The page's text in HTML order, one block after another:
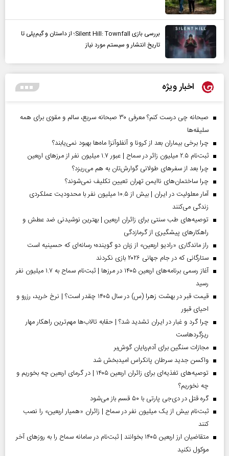
بررسی بازی Silent Hill: Townfall؛ از داستان و گیم‌پلی تا
تاریخ انتشار و سیستم مورد نیاز
اخبار ویژه
صبحانه چی درست کنم؟ معرفی ۳۰ صبحانه سریع، سالم و مقوی برای همه
سلیقه‌ها
چرا برخی بیماران بعد از کرونا و آنفلوآنزا ماه‌ها بهبود نمی‌یابند؟
ثبت‌نام ۲.۵ میلیون زائر در سماح | عبور ۱.۷ میلیون نفر از مرز‌های اربعین
چرا بعد از سفرهای طولانی گوارش‌تان به هم می‌ریزد؟
چرا ساختمان‌های ناایمن تهران تعیین تکلیف نمی‌شوند؟
آمار معلولیت در ایران | بیش از ۱۰.۵ میلیون نفر با محدودیت عملکردی
زندگی می‌کنند
توصیه‌های طب سنتی برای زائران اربعین | بهترین نوشیدنی ضد عطش و
راهکارهای پیشگیری از گرمازدگی
راز ماندگاری «رادیو اربعین» از زبان دو گوینده؛ رسانه‌ای که حسینیه است
ستارگانی که در جام جهانی ۲۰۲۶ بازی نکردند
آغاز رسمی برنامه‌های اربعین ۱۴۰۵ در مرز‌ها | ثبت‌نام سماح به ۱.۷ میلیون نفر
رسید
قیمت قبر در بهشت زهرا (س) در سال ۱۴۰۵ چقدر است؟ | نرخ خرید، رزرو و
احیای قبور
چرا گرد و غبار در ایران تشدید شد؟ | حقابه تالاب‌ها مهم‌ترین راهکار مهار
ریزگردهاست
مجازات سنگین برای آدم‌ربایان گوش‌بر
واکسن جدید سرطان پانکراس امیدبخش شد
توصیه‌های تغذیه‌ای برای زائران اربعین ۱۴۰۵ | در گرمای اربعین چه بخوریم و
چه نخوریم؟
گره قتل در دی‌جی پارتی با ۵۰ قسم باز می‌شود
ثبت‌نام بیش از یک میلیون نفر در سماح | زائران «همیار اربعین» را نصب
کنند
متقاضیان ارز اربعین ۱۴۰۵ بخوانند | ثبت‌نام در سامانه سماح را به روز‌های آخر
موکول نکنید